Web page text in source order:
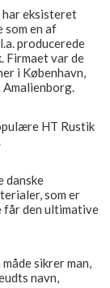
har eksisteret
som en af​
producerede
Firmaet var de
i København,
HT Rustik
danske
som er
får den ultimative
sikrer man,
navn,